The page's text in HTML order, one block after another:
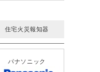
住宅火災報知器
パナソニック